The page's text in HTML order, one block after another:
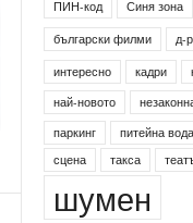
ПИН-код
Синя зона
български филми
д-
интересно кадри
най-новото
паркинг питейна вода
сцена
такса
шумен